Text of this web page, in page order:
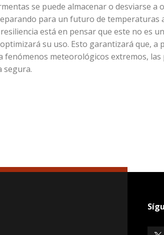
se puede almacenar o desviarse
para un futuro de temperaturas
está en pensar que este no es
su uso. Esto garantizará que, a
fenómenos meteorológicos extremos,
segura.